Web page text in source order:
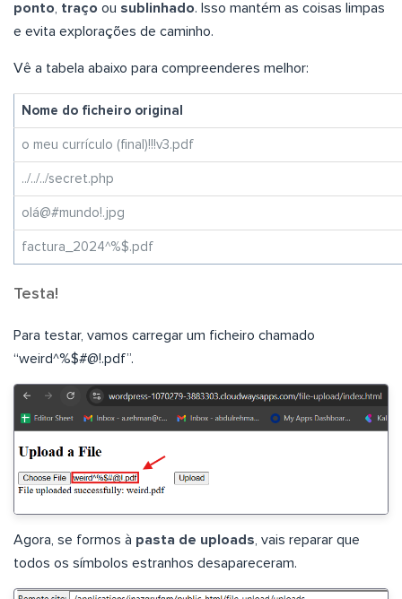
ponto, traço ou sublinhado. Isso mantém as coisas limpas
e evita explorações de caminho.
Vê a tabela abaixo para compreenderes melhor:
Nome do ficheiro original
o meu currículo (final)!!!v3.pdf
../../../secret.php
olá@#mundo!.jpg
factura_2024^%$.pdf
Testa!
Para testar, vamos carregar um ficheiro chamado
“weird^%$#@!.pdf”.
Agora, se formos à pasta de uploads , vais reparar que
todos os símbolos estranhos desapareceram.